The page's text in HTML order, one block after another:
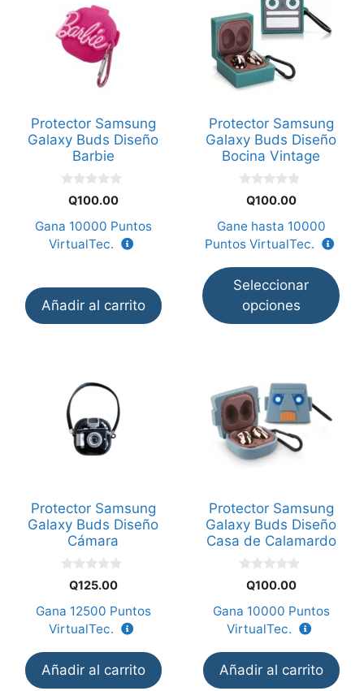
Protector Samsung
Galaxy Buds Diseño
Barbie
5
Q100.00
Gana 10000 Puntos
VirtualTec.
Añadir al carrito
Protector Samsung
Galaxy Buds Diseño
Bocina Vintage
5
Q100.00
Gane hasta 10000
Puntos VirtualTec.
Seleccionar
opciones
producto
tiene
múltiples
variantes.
se
pueden
página
de
producto
Protector Samsung
Galaxy Buds Diseño
Cámara
5
Q125.00
Gana 12500 Puntos
VirtualTec.
Añadir al carrito
Protector Samsung
Galaxy Buds Diseño
Casa de Calamardo
5
Q100.00
Gana 10000 Puntos
VirtualTec.
Añadir al carrito